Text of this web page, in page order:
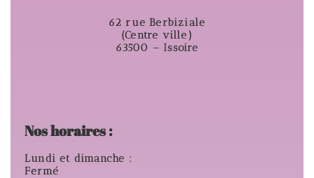
62 rue Berbiziale
(Centre ville)
63500 – Issoire
Nos horaires :
Lundi et dimanche :
Fermé